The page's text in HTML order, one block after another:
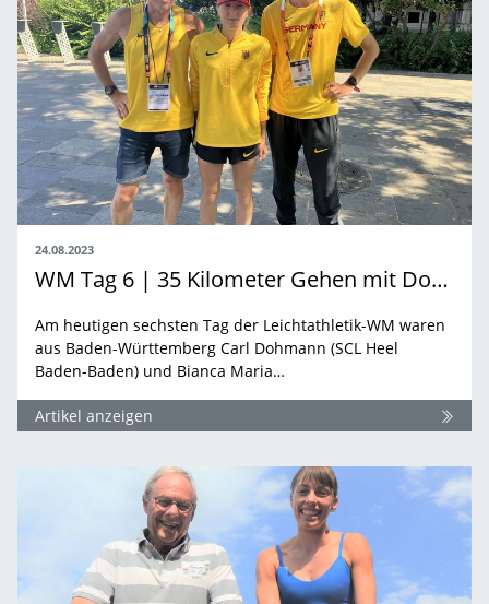
24.08.2023
WM Tag 6 | 35 Kilometer Gehen mit Dohmann und Dittrich – Ein Rennen das alles zu bieten hatte
Am heutigen sechsten Tag der Leichtathletik-WM waren
aus Baden-Württemberg Carl Dohmann (SCL Heel
Baden-Baden) und Bianca Maria…
Artikel anzeigen